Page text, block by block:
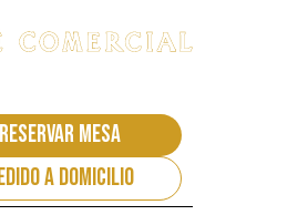
Reservar mesa
a domicilio